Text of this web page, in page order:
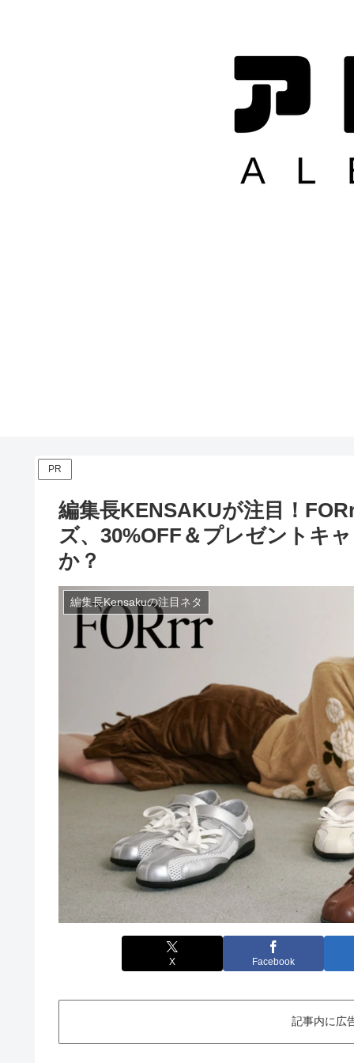
PR
編集長KENSAKUが注目！
ズ、30%OFF＆プレゼントキ
か？
編集長Kensakuの注目ネタ
X Facebook
記事内に広